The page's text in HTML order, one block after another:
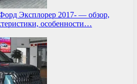
Эксплорер 2017- — обзор,
особенности…